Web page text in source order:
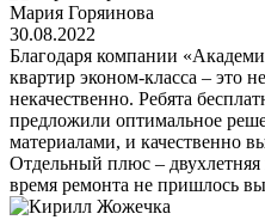
Мария Горяинова
30.08.2022
Благодаря компании
квартир эконом-класса – это
некачественно. Ребята
предложили оптимальное
материалами, и качественно
Отдельный плюс – двухлетняя
время ремонта не пришлось